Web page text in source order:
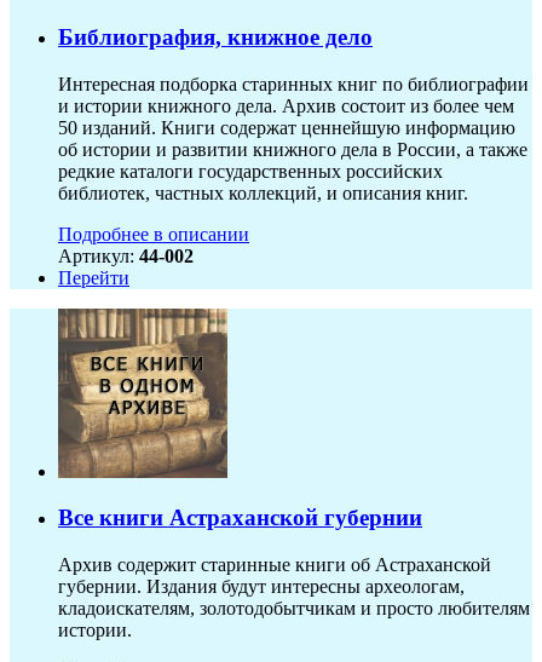
Библиография, книжное дело
Интересная подборка старинных книг по библиографии
и истории книжного дела. Архив состоит из более чем
50 изданий. Книги содержат ценнейшую информацию
об истории и развитии книжного дела в России, а также
редкие каталоги государственных российских
библиотек, частных коллекций, и описания книг.
Подробнее в описании
Артикул: 44-002
Перейти
Все книги Астраханской губернии
Архив содержит старинные книги об Астраханской
губернии. Издания будут интересны археологам,
кладоискателям, золотодобытчикам и просто любителям
истории.